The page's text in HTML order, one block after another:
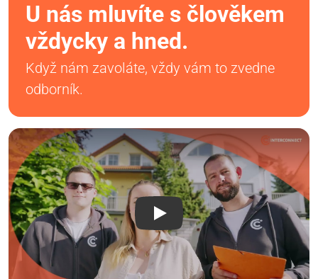
U nás mluvíte s člověkem
vždycky a hned.
Když nám zavoláte, vždy vám to zvedne
odborník.